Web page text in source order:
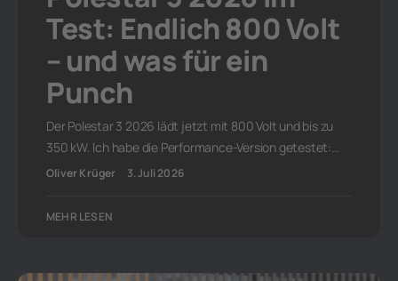
Test: Endlich 800 Volt
– und was für ein
Punch
Der Polestar 3 2026 lädt jetzt mit 800 Volt und bis zu
350 kW. Ich habe die Performance-Version getestet:…
Oliver Krüger 3. Juli 2026
MEHR LESEN